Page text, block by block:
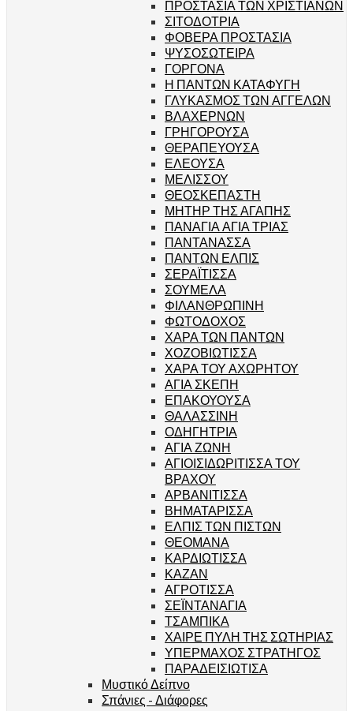
ΠΡΟΣΤΑΣΙΑ ΤΩΝ ΧΡΙΣΤΙΑΝΩΝ
ΣΙΤΟΔΟΤΡΙΑ
ΦΟΒΕΡΑ ΠΡΟΣΤΑΣΙΑ
ΨΥΣΟΣΩΤΕΙΡΑ
ΓΟΡΓΟΝΑ
Η ΠΑΝΤΩΝ ΚΑΤΑΦΥΓΗ
ΓΛΥΚΑΣΜΟΣ ΤΩΝ ΑΓΓΕΛΩΝ
ΒΛΑΧΕΡΝΩΝ
ΓΡΗΓΟΡΟΥΣΑ
ΘΕΡΑΠΕΥΟΥΣΑ
ΕΛΕΟΥΣΑ
ΜΕΛΙΣΣΟΥ
ΘΕΟΣΚΕΠΑΣΤΗ
ΜΗΤΗΡ ΤΗΣ ΑΓΑΠΗΣ
ΠΑΝΑΓΙΑ ΑΓΙΑ ΤΡΙΑΣ
ΠΑΝΤΑΝΑΣΣΑ
ΠΑΝΤΩΝ ΕΛΠΙΣ
ΣΕΡΑΪΤΙΣΣΑ
ΣΟΥΜΕΛΑ
ΦΙΛΑΝΘΡΩΠΙΝΗ
ΦΩΤΟΔΟΧΟΣ
ΧΑΡΑ ΤΩΝ ΠΑΝΤΩΝ
ΧΟΖΟΒΙΩΤΙΣΣΑ
ΧΑΡΑ ΤΟΥ ΑΧΩΡΗΤΟΥ
ΑΓΙΑ ΣΚΕΠΗ
ΕΠΑΚΟΥΟΥΣΑ
ΘΑΛΑΣΣΙΝΗ
ΟΔΗΓΗΤΡΙΑ
ΑΓΙΑ ΖΩΝΗ
ΑΓΙΟΙΣΙΔΩΡΙΤΙΣΣΑ ΤΟΥ
ΒΡΑΧΟΥ
ΑΡΒΑΝΙΤΙΣΣΑ
ΒΗΜΑΤΑΡΙΣΣΑ
ΕΛΠΙΣ ΤΩΝ ΠΙΣΤΩΝ
ΘΕΟΜΑΝΑ
ΚΑΡΔΙΩΤΙΣΣΑ
ΚΑΖΑΝ
ΑΓΡΟΤΙΣΣΑ
ΣΕΪΝΤΑΝΑΓΙΑ
ΤΣΑΜΠΙΚΑ
ΧΑΙΡΕ ΠΥΛΗ ΤΗΣ ΣΩΤΗΡΙΑΣ
ΥΠΕΡΜΑΧΟΣ ΣΤΡΑΤΗΓΟΣ
ΠΑΡΑΔΕΙΣΙΩΤΙΣΑ
Μυστικό Δείπνο
Σπάνιες - Διάφορες